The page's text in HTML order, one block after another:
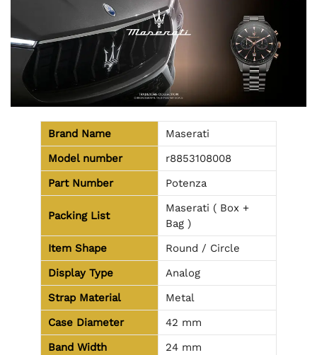
Brand Name
Maserati
Model number
r8853108008
Part Number
Potenza
Packing List
Maserati ( Box +
Bag )
Item Shape
Round / Circle
Display Type
Analog
Strap Material
Metal
Case Diameter
42 mm
Band Width
24 mm